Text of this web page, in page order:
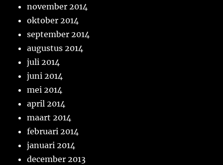
november 2014
oktober 2014
september 2014
augustus 2014
juli 2014
juni 2014
mei 2014
april 2014
maart 2014
februari 2014
januari 2014
december 2013